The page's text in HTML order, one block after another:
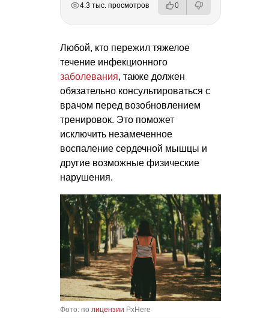
4.3 тыс. просмотров 0
Любой, кто пережил тяжелое
течение инфекционного
заболевания, также должен
обязательно консультироваться с
врачом перед возобновлением
тренировок. Это поможет
исключить незамеченное
воспаление сердечной мышцы и
другие возможные физические
нарушения.
Фото: по лицензии PxHere